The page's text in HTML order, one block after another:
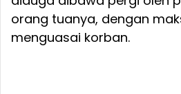
orang tuanya, dengan
menguasai korban.